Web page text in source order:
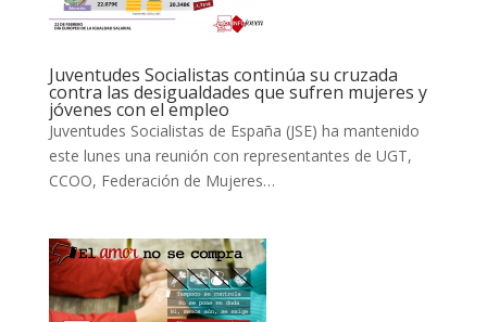
Juventudes Socialistas continúa su cruzada
contra las desigualdades que sufren mujeres y
jóvenes con el empleo
Juventudes Socialistas de España (JSE) ha mantenido
este lunes una reunión con representantes de UGT,
CCOO, Federación de Mujeres…